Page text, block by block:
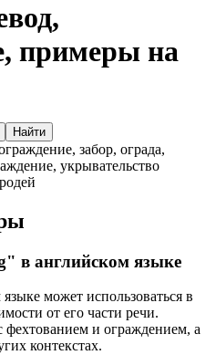
примеры на
Найти
забор, ограда,
укрывательство
в английском языке
может использоваться в
от его части речи.
фехтованием и ограждением, а
контекстах.